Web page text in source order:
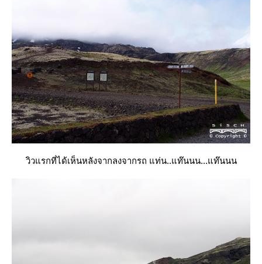
วิวแรกที่ได้เห็นหลังจากลงจากรถ แท่น..แท๊นนน...แท๊นนน